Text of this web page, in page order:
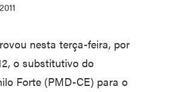
nesta terça-feira, por
o substitutivo do
Forte (PMD-CE) para o